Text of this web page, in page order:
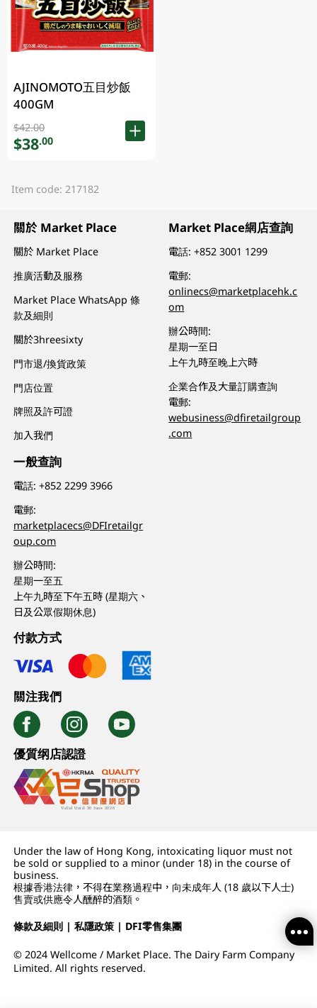
AJINOMOTO五目炒飯
400GM
$42.00
$38.00
Item code: 217182
關於 Market Place
關於 Market Place
推廣活動及服務
Market Place WhatsApp 條
款及細則
關於3hreesixty
門市退/換貨政策
門店位置
牌照及許可證
加入我們
一般查詢
電話:+852 2299 3966
電郵:
marketplacecs@DFIretailgr
oup.com
辦公時間:
星期一至五
上午九時至下午五時 (星期六、
日及公眾假期休息)
Market Place網店查詢
電話:+852 3001 1299
電郵:
onlinecs@marketplacehk.c
om
辦公時間:
星期一至日
上午九時至晚上六時
企業合作及大量訂購查詢
電郵:
webusiness@dfiretailgroup
.com
付款方式
關注我們
優質纲店認證
Under the law of Hong Kong, intoxicating liquor must not
be sold or supplied to a minor (under 18) in the course of
business.
根據香港法律，不得在業務過程中，向未成年人 (18 歲以下人士)
售賣或供應令人醺醉的酒類。
條款及細則 |私隱政策 | DFI零售集團
© 2024 Wellcome / Market Place. The Dairy Farm Company
Limited. All rights reserved.